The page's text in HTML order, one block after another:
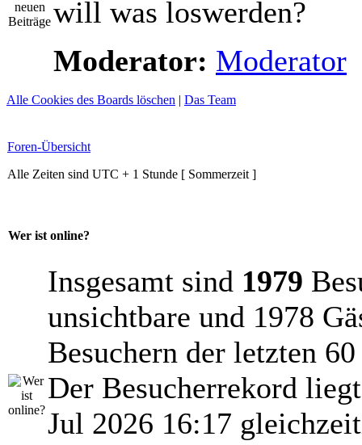
will was loswerden?
Moderator: Moderator
Alle Cookies des Boards löschen | Das Team
Foren-Übersicht
Alle Zeiten sind UTC + 1 Stunde [ Sommerzeit ]
Wer ist online?
Insgesamt sind 1979
unsichtbare und 1978
Besuchern der letzten
Der Besucherrekord
Jul 2026 16:17